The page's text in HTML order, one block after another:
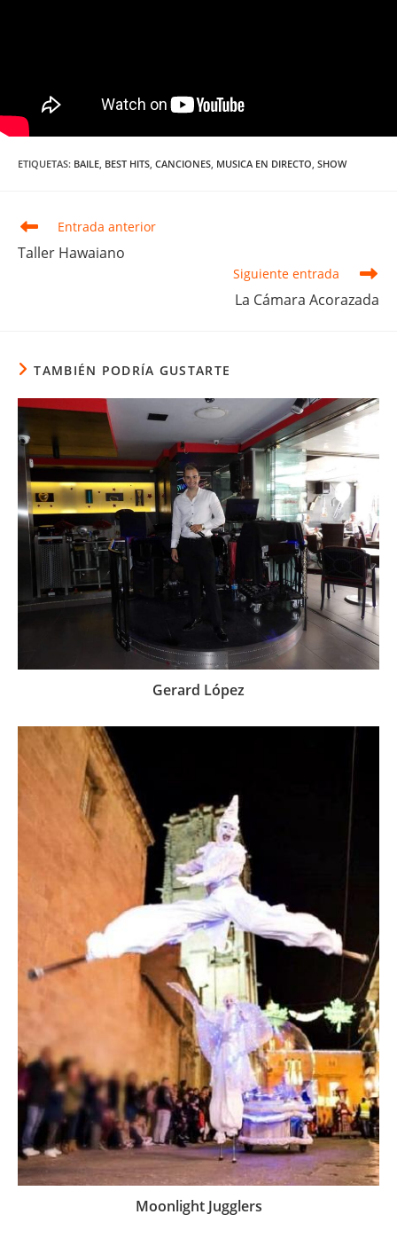
ETIQUETAS: BAILE, BEST HITS, CANCIONES, MUSICA EN DIRECTO, SHOW
Leer
más
artículos
Entrada anterior
Taller Hawaiano
Siguiente entrada
La Cámara Acorazada
TAMBIÉN PODRÍA GUSTARTE
Gerard López
Moonlight Jugglers